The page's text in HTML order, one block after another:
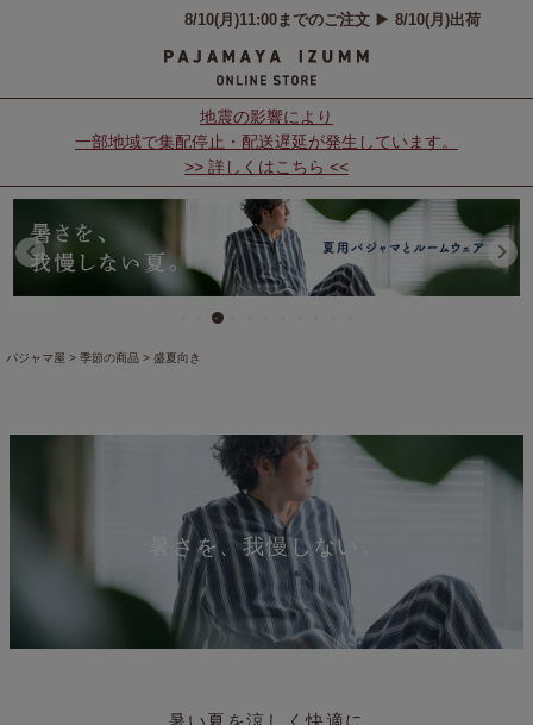
地震の影響により
一部地域で集配停止・配送遅延が発生しています。
>> 詳しくはこちら <<
パジャマ屋 季節の商品 盛夏向き
暑さを、我慢しない。
暑い夏を涼しく快適に